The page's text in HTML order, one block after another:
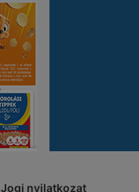
Jogi nyilatkozat